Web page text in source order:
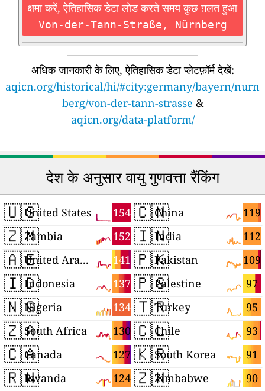
क्षमा करें, ऐतिहासिक डेटा लोड करते समय कुछ ग़लत हुआ
Von-der-Tann-Straße, Nürnberg
अधिक जानकारी के लिए, ऐतिहासिक डेटा प्लेटफ़ॉर्म देखें:
aqicn.org/historical/hi/#city:germany/bayern/nurn
berg/von-der-tann-strasse &
aqicn.org/data-platform/
देश के अनुसार वायु गुणवत्ता रैंकिंग
🇺🇸 154
United States
🇿🇲 152
Zambia
🇦🇪 141
United Arab Emirates
🇮🇩 137
Indonesia
🇳🇬 134
Nigeria
🇿🇦 130
South Africa
🇨🇦 127
Canada
🇷🇼 124
Rwanda
🇨🇳 119
China
🇮🇳 112
India
🇵🇰 109
Pakistan
🇵🇸 97
Palestine
🇹🇷 95
Turkey
🇨🇱 93
Chile
🇰🇷 91
South Korea
🇿🇼 90
Zimbabwe